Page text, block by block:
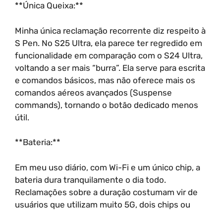
**Única Queixa:**
Minha única reclamação recorrente diz respeito à
S Pen. No S25 Ultra, ela parece ter regredido em
funcionalidade em comparação com o S24 Ultra,
voltando a ser mais “burra”. Ela serve para escrita
e comandos básicos, mas não oferece mais os
comandos aéreos avançados (Suspense
commands), tornando o botão dedicado menos
útil.
**Bateria:**
Em meu uso diário, com Wi-Fi e um único chip, a
bateria dura tranquilamente o dia todo.
Reclamações sobre a duração costumam vir de
usuários que utilizam muito 5G, dois chips ou